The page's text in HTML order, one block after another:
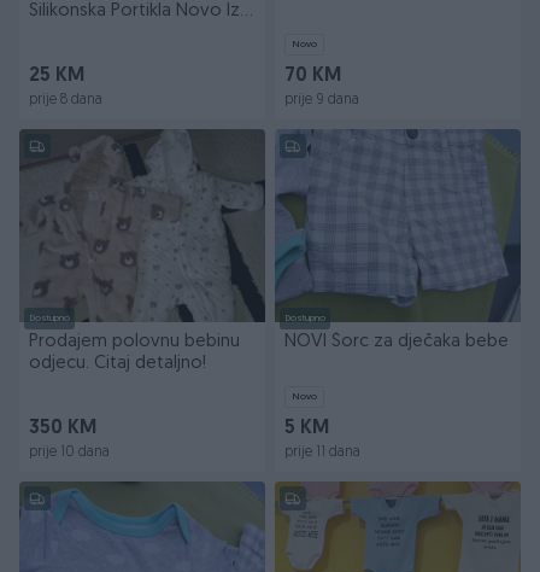
Silikonska Portikla Novo Iz
25 KM
prije 8 dana
Novo
70 KM
prije 9 dana
Dostupno
Prodajem polovnu bebinu
odjecu. Citaj detaljno!
350 KM
prije 10 dana
Dostupno
NOVI Šorc za dječaka bebe
Novo
5 KM
prije 11 dana